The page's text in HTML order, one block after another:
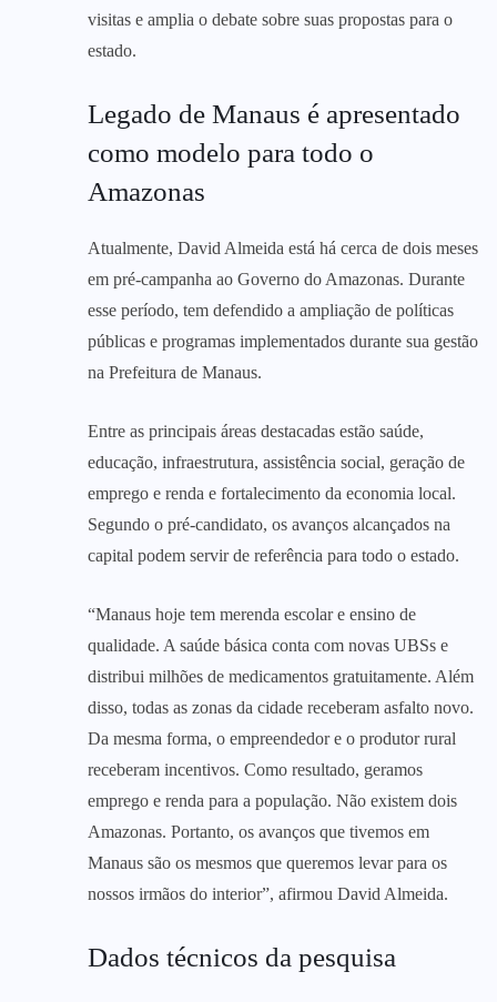
visitas e amplia o debate sobre suas propostas para o
estado.
Legado de Manaus é apresentado
como modelo para todo o
Amazonas
Atualmente, David Almeida está há cerca de dois meses
em pré-campanha ao Governo do Amazonas. Durante
esse período, tem defendido a ampliação de políticas
públicas e programas implementados durante sua gestão
na Prefeitura de Manaus.
Entre as principais áreas destacadas estão saúde,
educação, infraestrutura, assistência social, geração de
emprego e renda e fortalecimento da economia local.
Segundo o pré-candidato, os avanços alcançados na
capital podem servir de referência para todo o estado.
“Manaus hoje tem merenda escolar e ensino de
qualidade. A saúde básica conta com novas UBSs e
distribui milhões de medicamentos gratuitamente. Além
disso, todas as zonas da cidade receberam asfalto novo.
Da mesma forma, o empreendedor e o produtor rural
receberam incentivos. Como resultado, geramos
emprego e renda para a população. Não existem dois
Amazonas. Portanto, os avanços que tivemos em
Manaus são os mesmos que queremos levar para os
nossos irmãos do interior”, afirmou David Almeida.
Dados técnicos da pesquisa